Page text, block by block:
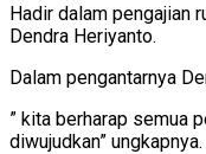
Hadir dalam pengajian
Dendra Heriyanto.
Dalam pengantarnya
” kita berharap semua
diwujudkan” ungkapnya.